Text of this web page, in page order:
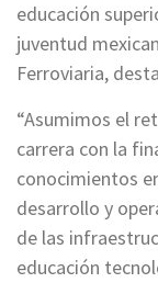
educación
juventud
Ferroviaria,
“Asumimos el
carrera con la
conocimientos
desarrollo y
de las
educación